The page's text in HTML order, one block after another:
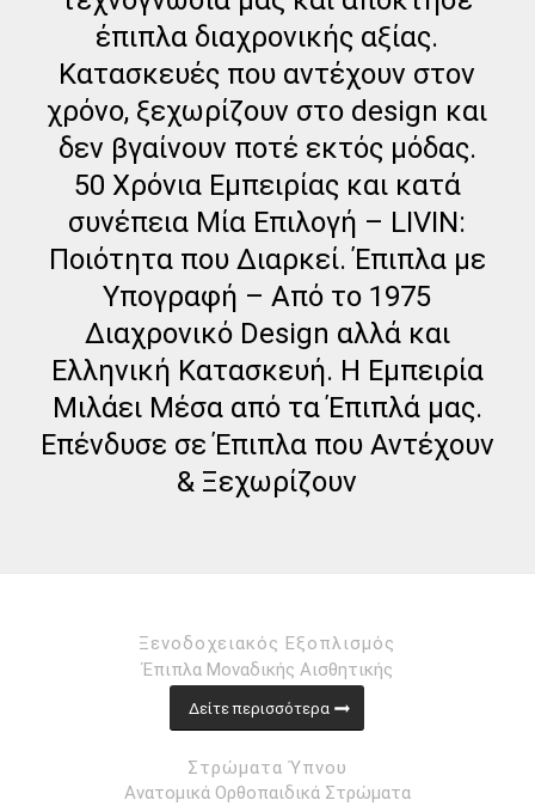
έπιπλα διαχρονικής αξίας.
Κατασκευές που αντέχουν στον
χρόνο, ξεχωρίζουν στο design και
δεν βγαίνουν ποτέ εκτός μόδας.
50 Χρόνια Εμπειρίας και κατά
συνέπεια Μία Επιλογή – LIVIN:
Ποιότητα που Διαρκεί. Έπιπλα με
Υπογραφή – Από το 1975
Διαχρονικό Design αλλά και
Ελληνική Κατασκευή. Η Εμπειρία
Μιλάει Μέσα από τα Έπιπλά μας.
Επένδυσε σε Έπιπλα που Αντέχουν
& Ξεχωρίζουν
Ξενοδοχειακός Εξοπλισμός
Έπιπλα Μοναδικής Αισθητικής
Δείτε περισσότερα
Στρώματα Ύπνου
Ανατομικά Ορθοπαιδικά Στρώματα